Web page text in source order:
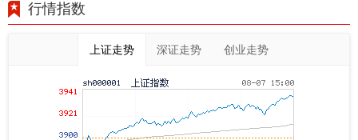
行情指数
上证走势 深证走势 创业走势